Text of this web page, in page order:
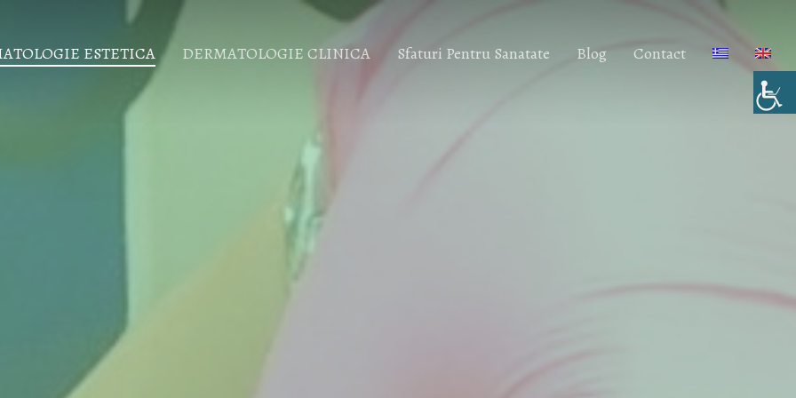
ESTETICA DERMATOLOGIE CLINICA Sfaturi Pentru Sanatate Blog Contact